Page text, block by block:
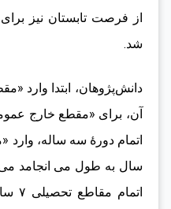
از فرصت تابستان نیز برای
شد.
دانش‌پژوهان، ابتدا وارد
آن، برای «مقطع خارج
اتمام دورۀ سه ساله،
سال به طول می انجامد می